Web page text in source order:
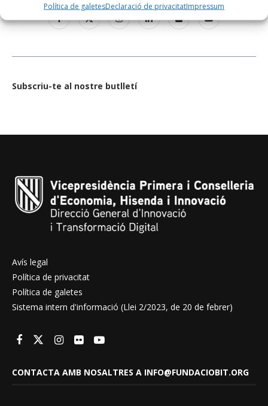
Política de galetesDeclaració de privacitatImpressum
Subscriu-te al nostre butlletí
Avís legal
Política de privacitat
Política de galetes
Sistema intern d'informació (Llei 2/2023, de 20 de febrer)
CONTACTA AMB NOSALTRES A INFO@FUNDACIOBIT.ORG